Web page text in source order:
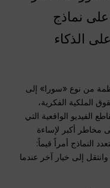
نماذج
الذكاء
من نوع «سورا» إلى
الملكية الفكرية،
الفيديو الواقعية التي
مخاطر أكبر لإساءة
النماذج أمراً قيماً:
إلى خيار آخر عندما